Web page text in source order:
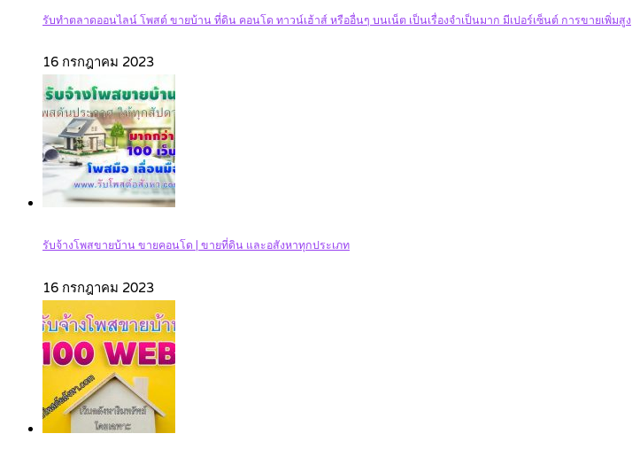
รับทำตลาดออนไลน์ โพสต์ ขายบ้าน ที่ดิน คอนโด ทาวน์เฮ้าส์ หรืออื่นๆ บนเน็ต เป็นเรื่องจำเป็นมาก มีเปอร์เซ็นต์ การขายเพิ่มสูง
16 กรกฎาคม 2023
รับจ้างโพสขายบ้าน ขายคอนโด | ขายที่ดิน และอสังหาทุกประเภท‎
16 กรกฎาคม 2023